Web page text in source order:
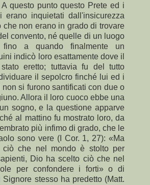
questo punto questo Prete ed i
erano inquietati dall'insicurezza
che non erano in grado di trovare
convento, né quelle di un luogo
fino a quando finalmente un
indicò loro esattamente dove il
eretto; tuttavia fu del tutto
il sepolcro finché lui ed i
si furono santificati con due o
Allora il loro cuoco ebbe una
sogno, e la questione apparve
al mattino fu mostrato loro, da
più infimo di grado, che le
sono vere (I Cor. 1, 27): «Ma
ciò che nel mondo è stolto per
Dio ha scelto ciò che nel
per confondere i forti» o di
Signore stesso ha predetto (Matt.